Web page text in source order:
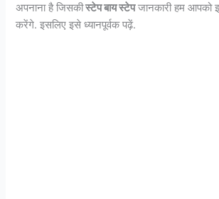
अपनाना है जिसकीस्टेप बाय स्टेपजानकारी हम आपको
करेंगे. इसलिए इसे ध्यानपूर्वक पढ़ें.